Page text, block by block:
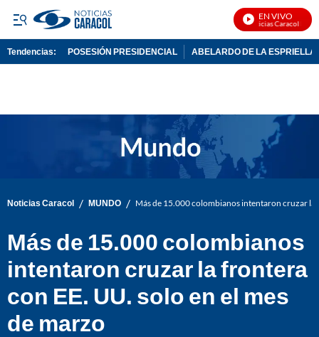
EN VIVO
Noticias Caracol En
Tendencias: POSESIÓN PRESIDENCIAL ABELARDO DE LA ESPRIELLA
Noticias Caracol / MUNDO / Más de 15.000 colombianos intentaron cruzar la
Más de 15.000 colombianos
intentaron cruzar la frontera
con EE. UU. solo en el mes
de marzo